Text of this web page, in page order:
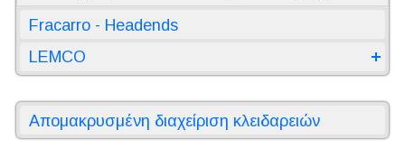
Fracarro - Headends
LEMCO
Απομακρυσμένη διαχείριση κλειδαρειών